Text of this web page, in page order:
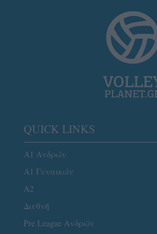
QUICK LINKS
Α1 Ανδρών
Α1 Γυναικών
A2
Διεθνή
Pre League Ανδρών